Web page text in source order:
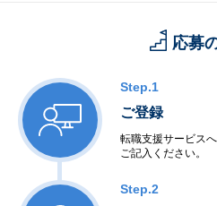
応募
Step.1
ご登録
転職支援サービス
ご記入ください。
Step.2